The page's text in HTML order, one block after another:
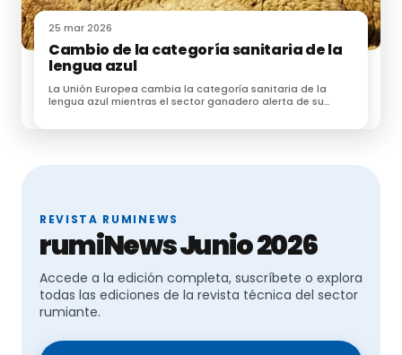
25 mar 2026
Cambio de la categoría sanitaria de la
lengua azul
La Unión Europea cambia la categoría sanitaria de la
lengua azul mientras el sector ganadero alerta de su
REVISTA RUMINEWS
rumiNews Junio 2026
Accede a la edición completa, suscríbete o explora
todas las ediciones de la revista técnica del sector
rumiante.